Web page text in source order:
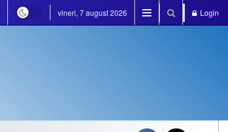
vineri, 7 august 2026 Login